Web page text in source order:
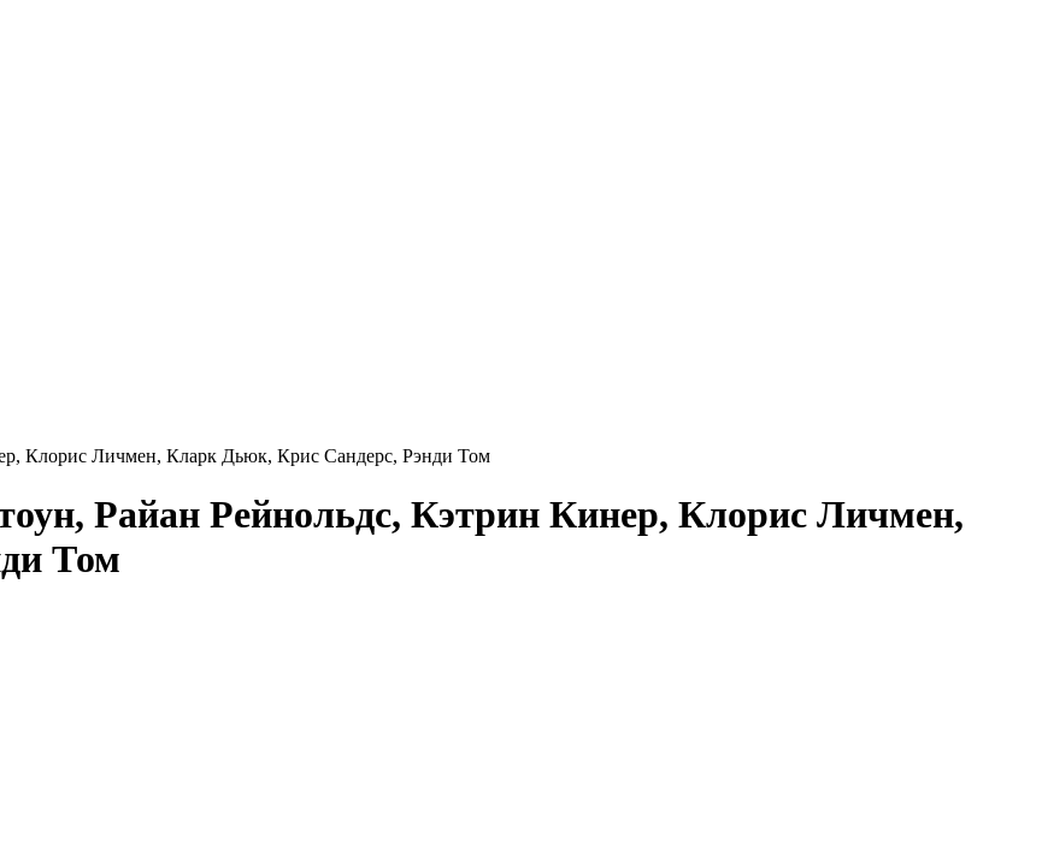
Клорис Личмен, Кларк Дьюк, Крис Сандерс, Рэнди Том
Райан Рейнольдс, Кэтрин Кинер, Клорис Личмен,
Том